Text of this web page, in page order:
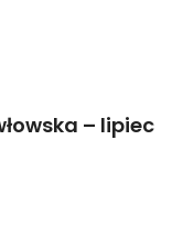
– lipiec